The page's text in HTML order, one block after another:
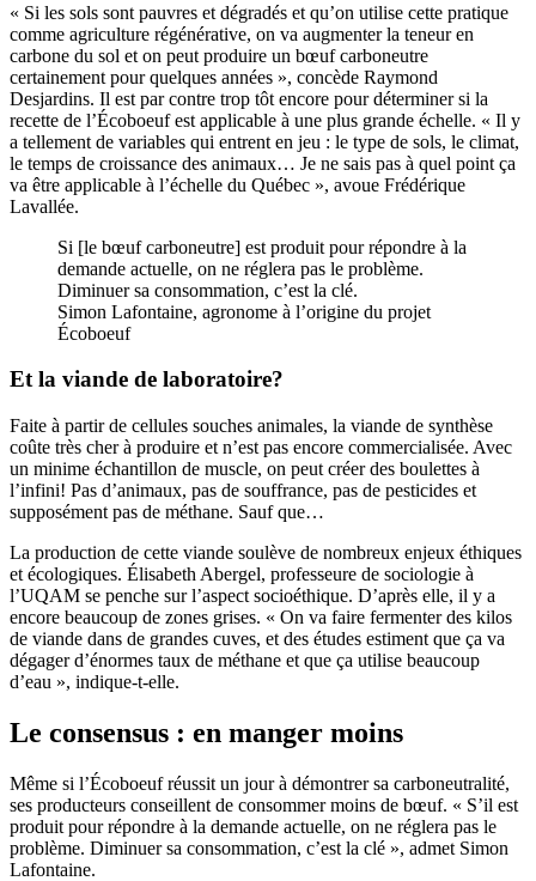
« Si les sols sont pauvres et dégradés et qu’on utilise cette pratique
comme agriculture régénérative, on va augmenter la teneur en
carbone du sol et on peut produire un bœuf carboneutre
certainement pour quelques années », concède Raymond
Desjardins. Il est par contre trop tôt encore pour déterminer si la
recette de l’Écoboeuf est applicable à une plus grande échelle. « Il y
a tellement de variables qui entrent en jeu : le type de sols, le climat,
le temps de croissance des animaux… Je ne sais pas à quel point ça
va être applicable à l’échelle du Québec », avoue Frédérique
Lavallée.
Si [le bœuf carboneutre] est produit pour répondre à la
demande actuelle, on ne réglera pas le problème.
Diminuer sa consommation, c’est la clé.
Simon Lafontaine, agronome à l’origine du projet
Écoboeuf
Et la viande de laboratoire?
Faite à partir de cellules souches animales, la viande de synthèse
coûte très cher à produire et n’est pas encore commercialisée. Avec
un minime échantillon de muscle, on peut créer des boulettes à
l’infini! Pas d’animaux, pas de souffrance, pas de pesticides et
supposément pas de méthane. Sauf que…
La production de cette viande soulève de nombreux enjeux éthiques
et écologiques. Élisabeth Abergel, professeure de sociologie à
l’UQAM se penche sur l’aspect socioéthique. D’après elle, il y a
encore beaucoup de zones grises. « On va faire fermenter des kilos
de viande dans de grandes cuves, et des études estiment que ça va
dégager d’énormes taux de méthane et que ça utilise beaucoup
d’eau », indique-t-elle.
Le consensus : en manger moins
Même si l’Écoboeuf réussit un jour à démontrer sa carboneutralité,
ses producteurs conseillent de consommer moins de bœuf. « S’il est
produit pour répondre à la demande actuelle, on ne réglera pas le
problème. Diminuer sa consommation, c’est la clé », admet Simon
Lafontaine.